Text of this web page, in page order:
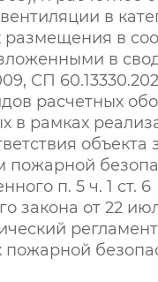
в
в
в
СП
расчетных
в рамках
объекта
пожарной
п. 5 ч. 1 ст. 6
закона от 22
пожарной